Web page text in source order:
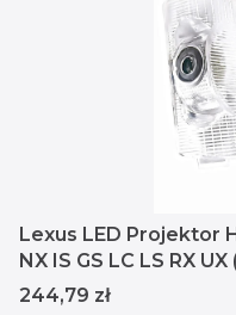
Lexus LED Projektor
Cena
244,79 zł